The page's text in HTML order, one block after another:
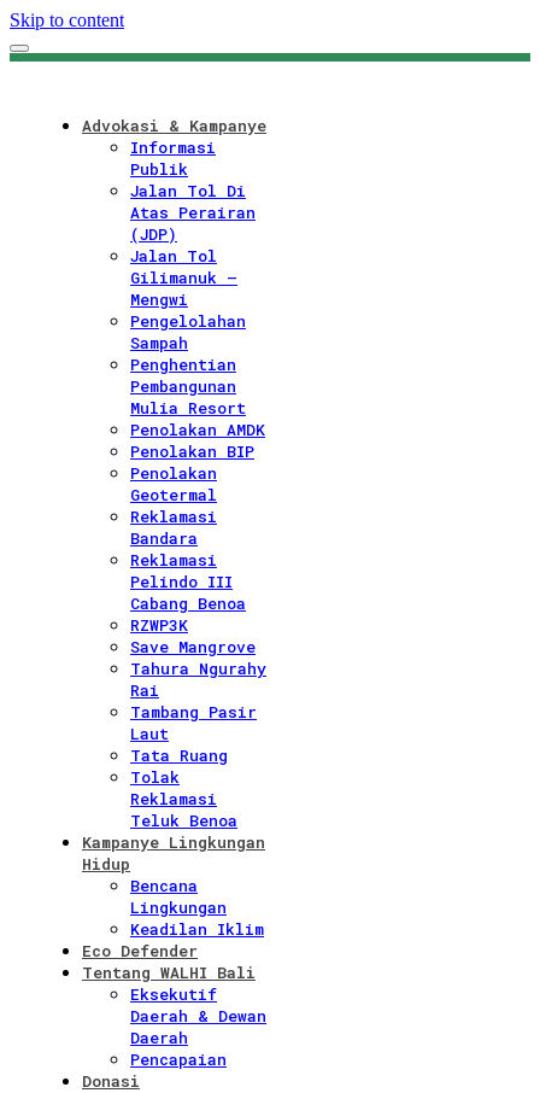
Skip to content
Advokasi & Kampanye
Informasi
Publik
Jalan Tol Di
Atas Perairan
(JDP)
Jalan Tol
Gilimanuk –
Mengwi
Pengelolahan
Sampah
Penghentian
Pembangunan
Mulia Resort
Penolakan AMDK
Penolakan BIP
Penolakan
Geotermal
Reklamasi
Bandara
Reklamasi
Pelindo III
Cabang Benoa
RZWP3K
Save Mangrove
Tahura Ngurahy
Rai
Tambang Pasir
Laut
Tata Ruang
Tolak
Reklamasi
Teluk Benoa
Kampanye Lingkungan
Hidup
Bencana
Lingkungan
Keadilan Iklim
Eco Defender
Tentang WALHI Bali
Eksekutif
Daerah & Dewan
Daerah
Pencapaian
Donasi